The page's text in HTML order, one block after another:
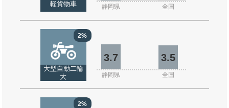
軽貨物車 静岡県 全国
2%
大型自動二輪
大
3.7 3.5
静岡県 全国
2%